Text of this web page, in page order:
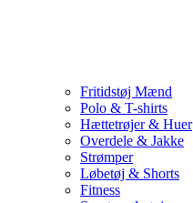
Fritidstøj Mænd
Polo & T-shirts
Hættetrøjer & Huer
Overdele & Jakke
Strømper
Løbetøj & Shorts
Fitness